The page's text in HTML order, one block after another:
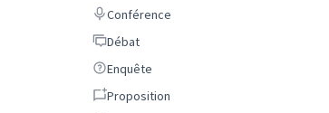
Conférence
Conférence
DébatDébat
Enquête
Enquête
Proposition
Proposition